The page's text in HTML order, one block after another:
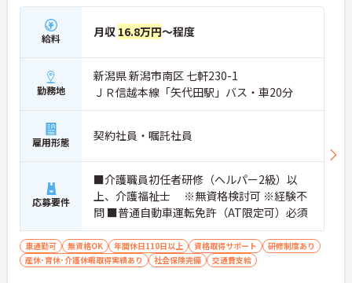
給料 月収 16.8万円～程度
勤務地
新潟県 新潟市南区 七軒230-1
ＪＲ信越本線「矢代田駅」バス・車20分
雇用形態 契約社員・嘱託社員
応募要件
■介護職員初任者研修（ヘルパー2級）以
上、介護福祉士 ※無資格検討可 ※経験不
問 ■普通自動車運転免許（AT限定可）必須
車通勤可 無資格OK 年間休日110日以上 資格取得サポート
研修制度あり
産休･育休･介護休暇取得実績あり
社会保険完備 交通費支給